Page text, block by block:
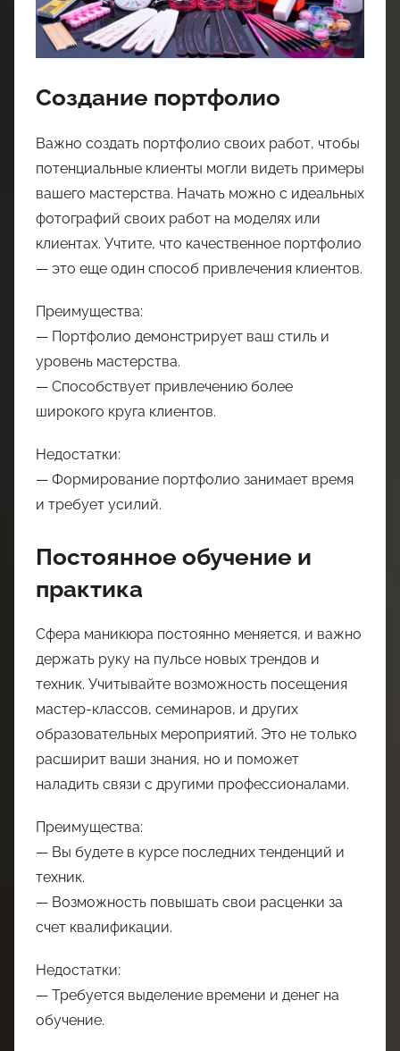
Создание портфолио
Важно создать портфолио своих работ, чтобы
потенциальные клиенты могли видеть примеры
вашего мастерства. Начать можно с идеальных
фотографий своих работ на моделях или
клиентах. Учтите, что качественное портфолио
— это еще один способ привлечения клиентов.
Преимущества:
— Портфолио демонстрирует ваш стиль и
уровень мастерства.
— Способствует привлечению более
широкого круга клиентов.
Недостатки:
— Формирование портфолио занимает время
и требует усилий.
Постоянное обучение и
практика
Сфера маникюра постоянно меняется, и важно
держать руку на пульсе новых трендов и
техник. Учитывайте возможность посещения
мастер-классов, семинаров, и других
образовательных мероприятий. Это не только
расширит ваши знания, но и поможет
наладить связи с другими профессионалами.
Преимущества:
— Вы будете в курсе последних тенденций и
техник.
— Возможность повышать свои расценки за
счет квалификации.
Недостатки:
— Требуется выделение времени и денег на
обучение.